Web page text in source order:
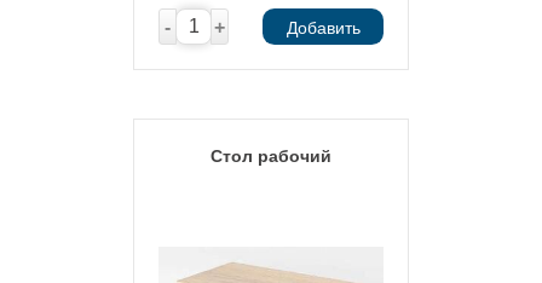
- + Добавить
Стол рабочий